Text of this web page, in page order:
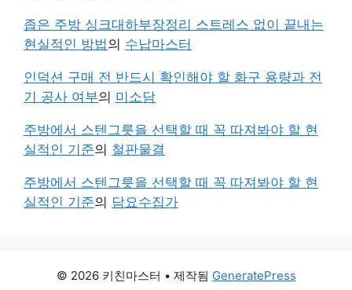
좁은 주방 싱크대하부장정리 스트레스 없이 끝내는
현실적인 방법의 수납마스터
인덕션 구매 전 반드시 확인해야 할 화구 용량과 전
기 공사 여부의 미소담
주방에서 스텐그릇을 선택할 때 꼭 따져봐야 할 현
실적인 기준의 철판물결
주방에서 스텐그릇을 선택할 때 꼭 따져봐야 할 현
실적인 기준의 담요수집가
© 2026 키친마스터 • 제작됨 GeneratePress